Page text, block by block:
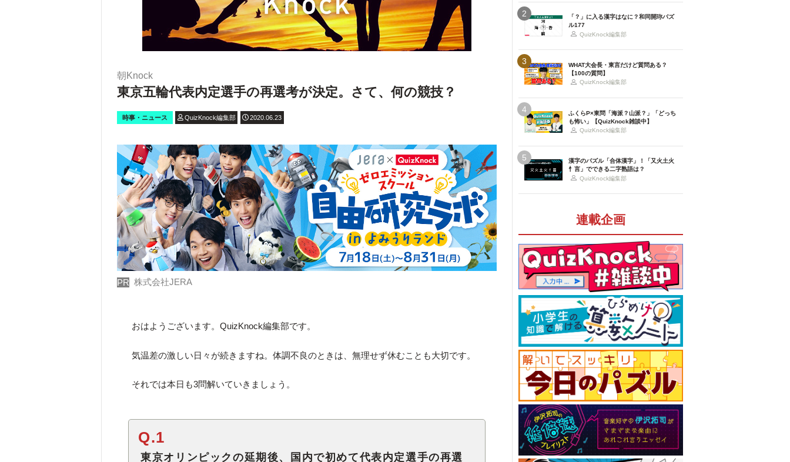
朝Knock
東京五輪代表内定選手の再選考が決定。さて、何の競技？
時事・ニュース QuizKnock編集部 2020.06.23
PR 株式会社JERA
おはようございます。QuizKnock編集部です。
気温差の激しい日々が続きますね。体調不良のときは、無理せず休むことも大切です。
それでは本日も3問解いていきましょう。
Q.1
東京オリンピックの延期後、国内で初めて代表内定選手の再選
2
「？」に入る漢字はなに？和同開珎パズ
ル177
QuizKnock編集部
3
WHAT大会長・東言だけど質問ある？
【100の質問】
QuizKnock編集部
4
ふくらP×東問「海派？山派？」「どっち
も怖い」【QuizKnock雑談中】
QuizKnock編集部
5
漢字のパズル「合体漢字」！「又火土火
忄言」でできる二字熟語は？
QuizKnock編集部
連載企画